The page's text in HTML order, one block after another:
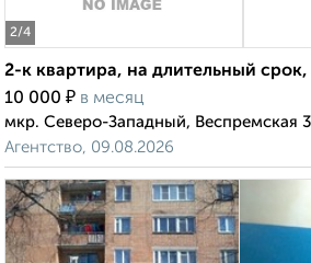
2/4
2-к квартира, на длительный
10 000 ₽ в месяц
мкр. Северо-Западный, Веспремская 3
Агентство, 09.08.2026